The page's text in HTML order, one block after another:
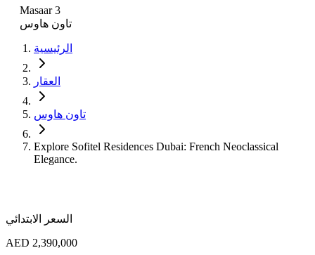
Masaar 3
تاون هاوس
الرئيسية
العقار
تاون هاوس
Explore Sofitel Residences Dubai: French Neoclassical
Elegance.
السعر الابتدائي
AED 2,390,000